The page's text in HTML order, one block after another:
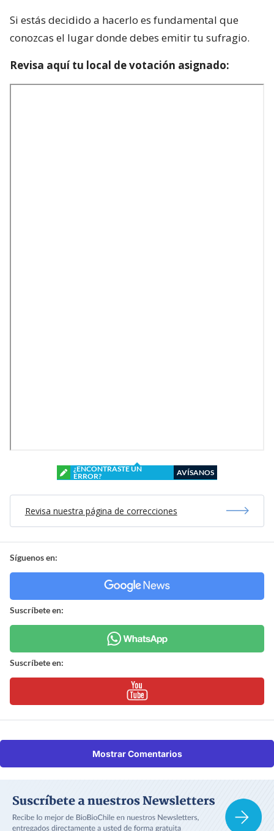
Si estás decidido a hacerlo es fundamental que
conozcas el lugar donde debes emitir tu sufragio.
Revisa aquí tu local de votación asignado:
¿ENCONTRASTE UN
ERROR?
AVÍSANOS
Revisa nuestra página de correcciones
Síguenos en:
Suscríbete en:
Suscríbete en:
Mostrar Comentarios